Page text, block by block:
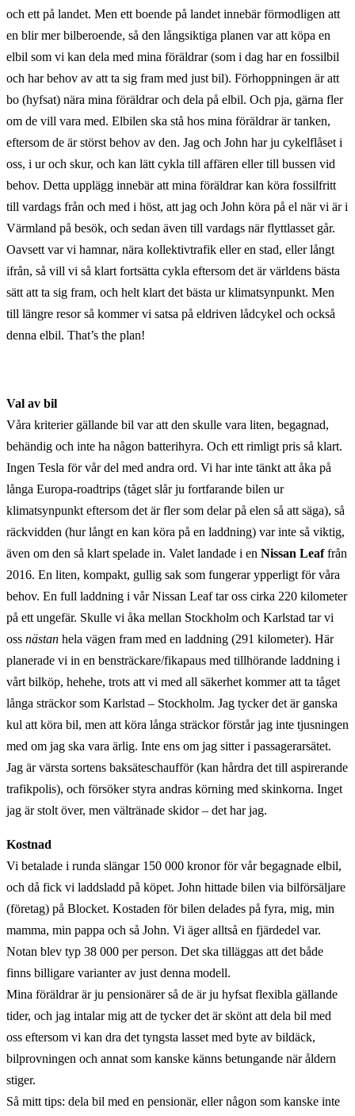
och ett på landet. Men ett boende på landet innebär förmodligen att
en blir mer bilberoende, så den långsiktiga planen var att köpa en
elbil som vi kan dela med mina föräldrar (som i dag har en fossilbil
och har behov av att ta sig fram med just bil). Förhoppningen är att
bo (hyfsat) nära mina föräldrar och dela på elbil. Och pja, gärna fler
om de vill vara med. Elbilen ska stå hos mina föräldrar är tanken,
eftersom de är störst behov av den. Jag och John har ju cykelflåset i
oss, i ur och skur, och kan lätt cykla till affären eller till bussen vid
behov. Detta upplägg innebär att mina föräldrar kan köra fossilfritt
till vardags från och med i höst, att jag och John köra på el när vi är i
Värmland på besök, och sedan även till vardags när flyttlasset går.
Oavsett var vi hamnar, nära kollektivtrafik eller en stad, eller långt
ifrån, så vill vi så klart fortsätta cykla eftersom det är världens bästa
sätt att ta sig fram, och helt klart det bästa ur klimatsynpunkt. Men
till längre resor så kommer vi satsa på eldriven lådcykel och också
denna elbil. That’s the plan!
Val av bil
Våra kriterier gällande bil var att den skulle vara liten, begagnad,
behändig och inte ha någon batterihyra. Och ett rimligt pris så klart.
Ingen Tesla för vår del med andra ord. Vi har inte tänkt att åka på
långa Europa-roadtrips (tåget slår ju fortfarande bilen ur
klimatsynpunkt eftersom det är fler som delar på elen så att säga), så
räckvidden (hur långt en kan köra på en laddning) var inte så viktig,
även om den så klart spelade in. Valet landade i en Nissan Leaffrån
2016. En liten, kompakt, gullig sak som fungerar ypperligt för våra
behov. En full laddning i vår Nissan Leaf tar oss cirka 220 kilometer
på ett ungefär. Skulle vi åka mellan Stockholm och Karlstad tar vi
oss nästan hela vägen fram med en laddning (291 kilometer). Här
planerade vi in en bensträckare/fikapaus med tillhörande laddning i
vårt bilköp, hehehe, trots att vi med all säkerhet kommer att ta tåget
långa sträckor som Karlstad – Stockholm. Jag tycker det är ganska
kul att köra bil, men att köra långa sträckor förstår jag inte tjusningen
med om jag ska vara ärlig. Inte ens om jag sitter i passagerarsätet.
Jag är värsta sortens baksäteschaufför (kan hårdra det till aspirerande
trafikpolis), och försöker styra andras körning med skinkorna. Inget
jag är stolt över, men vältränade skidor – det har jag.
Kostnad
Vi betalade i runda slängar 150 000 kronor för vår begagnade elbil,
och då fick vi laddsladd på köpet. John hittade bilen via bilförsäljare
(företag) på Blocket. Kostaden för bilen delades på fyra, mig, min
mamma, min pappa och så John. Vi äger alltså en fjärdedel var.
Notan blev typ 38 000 per person. Det ska tilläggas att det både
finns billigare varianter av just denna modell.
Mina föräldrar är ju pensionärer så de är ju hyfsat flexibla gällande
tider, och jag intalar mig att de tycker det är skönt att dela bil med
oss eftersom vi kan dra det tyngsta lasset med byte av bildäck,
bilprovningen och annat som kanske känns betungande när åldern
stiger.
Så mitt tips: dela bil med en pensionär, eller någon som kanske inte